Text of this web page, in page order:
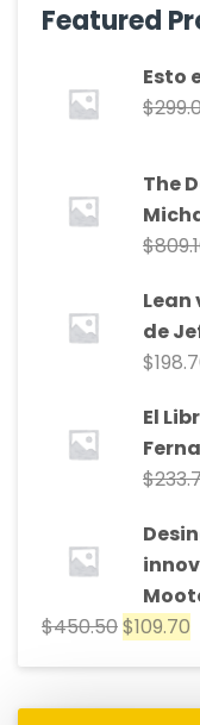
Featured
Esto
$
The
$
Lean
de
$
El
$
$450.50$109.70